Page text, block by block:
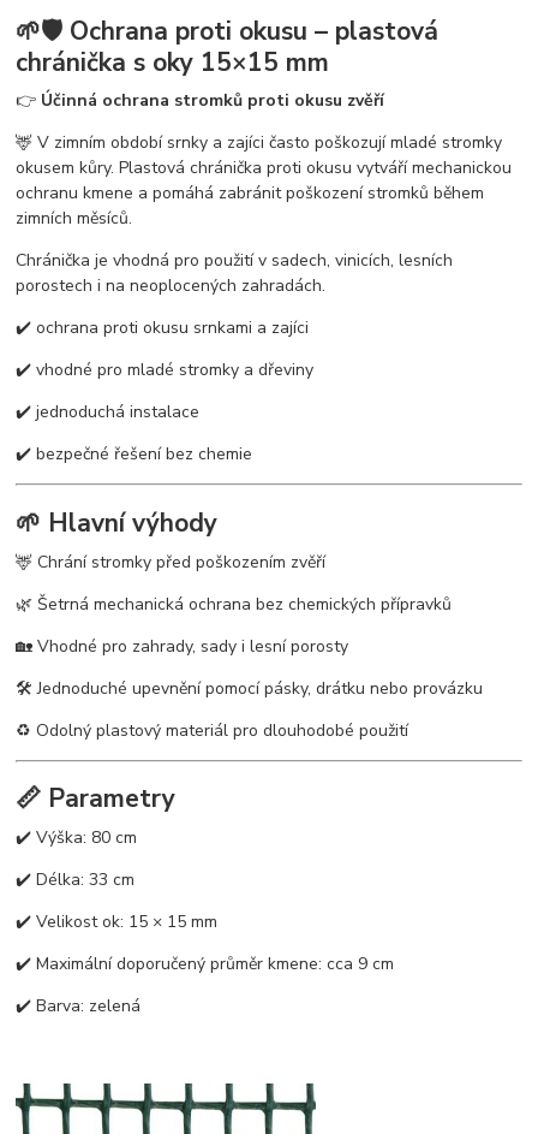
🌱🛡️ Ochrana proti okusu – plastová
chránička s oky 15×15 mm
👉 Účinná ochrana stromků proti okusu zvěří
🦌 V zimním období srnky a zajíci často poškozují mladé stromky
okusem kůry. Plastová chránička proti okusu vytváří mechanickou
ochranu kmene a pomáhá zabránit poškození stromků během
zimních měsíců.
Chránička je vhodná pro použití v sadech, vinicích, lesních
porostech i na neoplocených zahradách.
✔️ ochrana proti okusu srnkami a zajíci
✔️ vhodné pro mladé stromky a dřeviny
✔️ jednoduchá instalace
✔️ bezpečné řešení bez chemie
🌱 Hlavní výhody
🦌 Chrání stromky před poškozením zvěří
🌿 Šetrná mechanická ochrana bez chemických přípravků
🏡 Vhodné pro zahrady, sady i lesní porosty
🛠️ Jednoduché upevnění pomocí pásky, drátku nebo provázku
♻️ Odolný plastový materiál pro dlouhodobé použití
📏 Parametry
✔️ Výška: 80 cm
✔️ Délka: 33 cm
✔️ Velikost ok: 15 × 15 mm
✔️ Maximální doporučený průměr kmene: cca 9 cm
✔️ Barva: zelená